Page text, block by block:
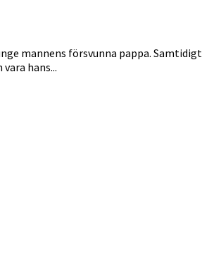
mannens försvunna pappa.
hans...